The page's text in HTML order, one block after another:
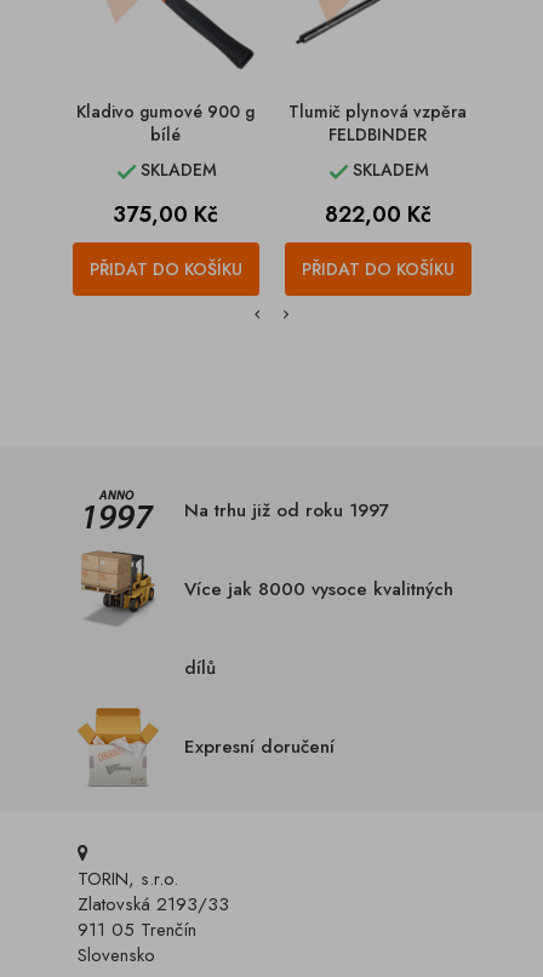
Kladivo gumové 900 g
bílé
SKLADEM
Cena
375,00 Kč
PŘIDAT DO KOŠÍKU
Tlumič plynová vzpěra
FELDBINDER
SKLADEM
Cena
822,00 Kč
PŘIDAT DO KOŠÍKU
Na trhu již od roku 1997
Více jak 8000 vysoce kvalitných
dílů
Expresní doručení
TORIN, s.r.o.
Zlatovská 2193/33
911 05 Trenčín
Slovensko